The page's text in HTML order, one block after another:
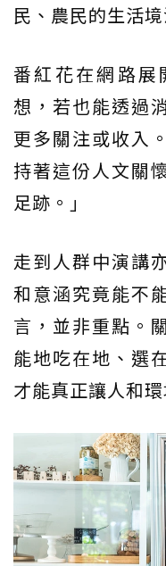
民、農民的生活
番紅花在網路展
想，若也能透過
更多關注或收入
持著這份人文關
足跡。」
走到人群中演講
和意涵究竟能不
言，並非重點。
能地吃在地、選
才能真正讓人和環